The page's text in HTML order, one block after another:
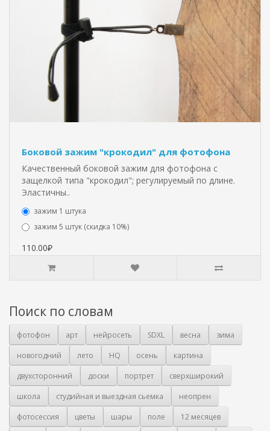
Боковой зажим "крокодил" для фотофона
Качественный боковой зажим для фотофона с
защелкой типа "крокодил"; регулируемый по длине.
Эластичны..
зажим 1 штука
зажим 5 штук (скидка 10%)
110.00₽
Поиск по словам
фотофон арт нейросеть SDXL весна
зима
новогодний
лето HQ осень
картина
двухсторонний
доски портрет
сверхширокий
школа
студийная и выездная сьемка
неопрен
фотосессия
цветы шары поле
12 месяцев